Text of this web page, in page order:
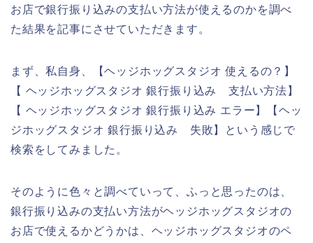
お店で銀行振り込みの支払い方法が使えるのかを調べ
た結果を記事にさせていただきます。
まず、私自身、【ヘッジホッグスタジオ 使えるの？】
【 ヘッジホッグスタジオ 銀行振り込み 支払い方法】
【 ヘッジホッグスタジオ 銀行振り込み エラー】【ヘッ
ジホッグスタジオ 銀行振り込み 失敗】という感じで
検索をしてみました。
そのように色々と調べていって、ふっと思ったのは、
銀行振り込みの支払い方法がヘッジホッグスタジオの
お店で使えるかどうかは、ヘッジホッグスタジオのペ